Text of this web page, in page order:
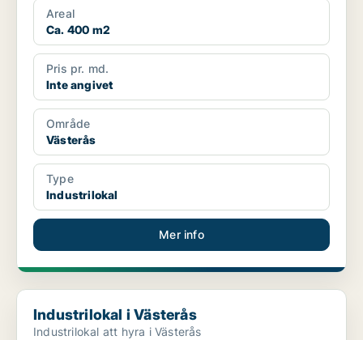
Areal
Ca. 400 m2
Pris pr. md.
Inte angivet
Område
Västerås
Type
Industrilokal
Mer info
Industrilokal i Västerås
Industrilokal i Västerås
Industrilokal att hyra i Västerås